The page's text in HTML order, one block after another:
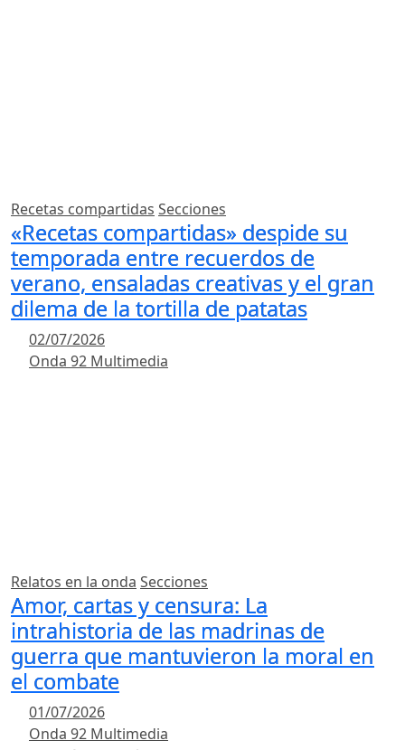
Recetas compartidas Secciones
«Recetas compartidas» despide su
temporada entre recuerdos de
verano, ensaladas creativas y el gran
dilema de la tortilla de patatas
02/07/2026
Onda 92 Multimedia
Relatos en la onda Secciones
Amor, cartas y censura: La
intrahistoria de las madrinas de
guerra que mantuvieron la moral en
el combate
01/07/2026
Onda 92 Multimedia